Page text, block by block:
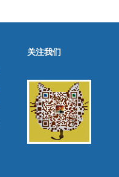
关注我们